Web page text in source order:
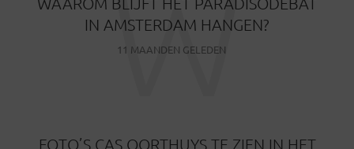
IN AMSTERDAM HANGEN?
11 MAANDEN GELEDEN
W
FOTO’S CAS OORTHUYS TE ZIEN IN HET